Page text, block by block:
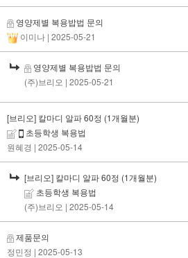
영양제별 복용밥법 문의
이미나 | 2025-05-21
영양제별 복용밥법 문의
(주)브리오 | 2025-05-21
[브리오] 칼마디 알파 60정 (1개월분)
초등학생 복용법
원혜경 | 2025-05-14
[브리오] 칼마디 알파 60정 (1개월분)
초등학생 복용법
(주)브리오 | 2025-05-14
제품문의
정민정 | 2025-05-13